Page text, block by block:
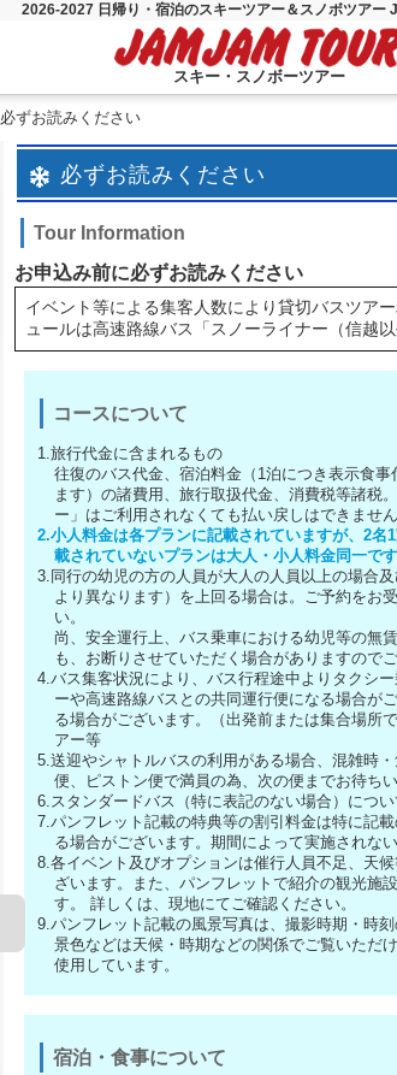
2026-2027 日帰り・宿泊のスキーツアー＆スノボツアー
スキー・スノボーツアー
必ずお読みください
必ずお読みください
Tour Information
お申込み前に必ずお読みください
イベント等による集客人数により貸切バスツア
ュールは高速路線バス「スノーライナー（信越
コースについて
1.旅行代金に含まれるもの
往復のバス代金、宿泊料金（1泊につき表示食
ます）の諸費用、旅行取扱代金、消費税等諸税
ー」はご利用されなくても払い戻しはできませ
2.小人料金は各プランに記載されていますが、2
載されていないプランは大人・小人料金同一です
3.同行の幼児の方の人員が大人の人員以上の場合
より異なります）を上回る場合は。ご予約をお
い。
尚、安全運行上、バス乗車における幼児等の無
も、お断りさせていただく場合がありますので
4.バス集客状況により、バス行程途中よりタクシ
ーや高速路線バスとの共同運行便になる場合が
る場合がございます。（出発前または集合場
アー等
5.送迎やシャトルバスの利用がある場合、混雑時
便、ピストン便で満員の為、次の便までお待ち
6.スタンダードバス（特に表記のない場合）につ
7.パンフレット記載の特典等の割引料金は特に記
る場合がございます。期間によって実施されな
8.各イベント及びオプションは催行人員不足、天
ざいます。また、パンフレットで紹介の観光施
す。 詳しくは、現地にてご確認ください。
9.パンフレット記載の風景写真は、撮影時期・時
景色などは天候・時期などの関係でご覧いただ
使用しています。
宿泊・食事について